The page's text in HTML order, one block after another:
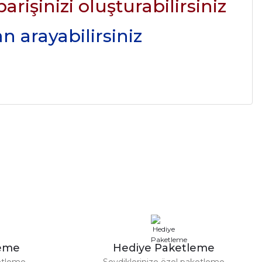
oluşturabilirsiniz
arayabilirsiniz
Hediye Paketleme